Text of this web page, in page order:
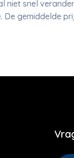
niet snel
De gemiddelde